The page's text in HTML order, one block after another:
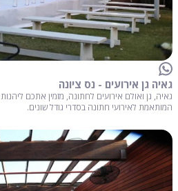
גאיה גן אירועים - נס ציונה
גאיה, גן ואולם אירועים לחתונה, מזמין אתכם
המותאמת לאירועי חתונה בסדרי גודל שונים.